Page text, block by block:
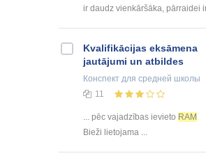
ir daudz vienkāršāka, pārraidei
Kvalifikācijas eksāmena
jautājumi un atbildes
Конспект для средней школы
11
... pēc vajadzības ievieto RAM
Bieži lietojama ...